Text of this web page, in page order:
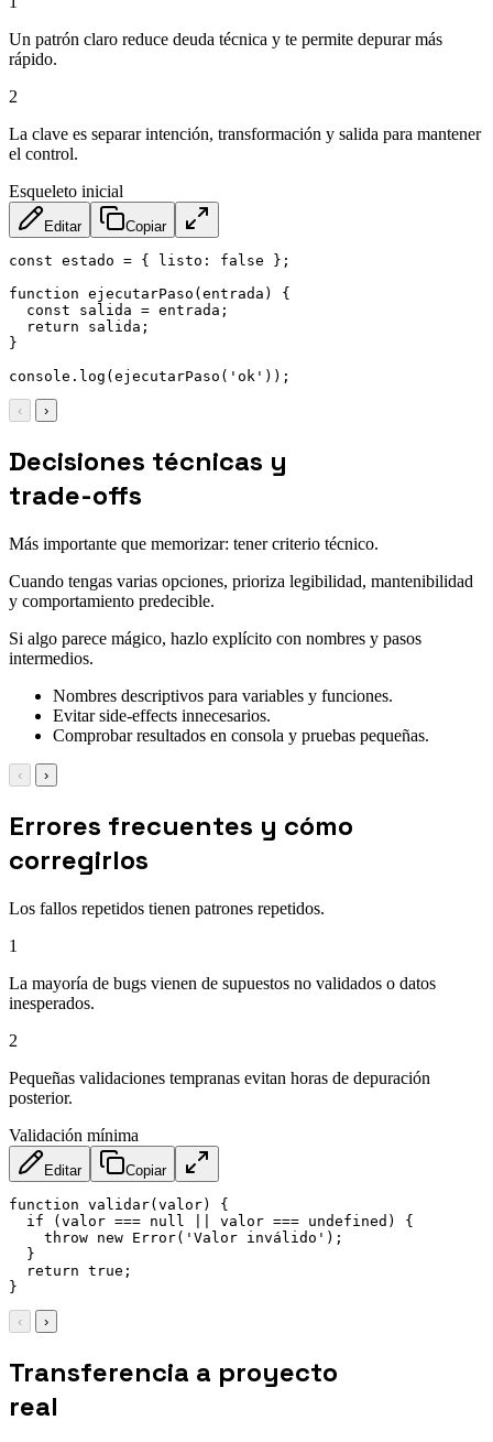
Un patrón claro reduce deuda técnica y te permite depurar más
rápido.
2
La clave es separar intención, transformación y salida para mantener
el control.
Esqueleto inicial
Editar Copiar
const estado = { listo : false } ;
function ejecutarPaso ( entrada )
{
const salida = entrada ;
return salida ;
}
console . log ( ejecutarPaso ( 'ok' ) ) ;
‹ ›
Decisiones técnicas y
trade-offs
Más importante que memorizar: tener criterio técnico.
Cuando tengas varias opciones, prioriza legibilidad, mantenibilidad
y comportamiento predecible.
Si algo parece mágico, hazlo explícito con nombres y pasos
intermedios.
Nombres descriptivos para variables y funciones.
Evitar side-effects innecesarios.
Comprobar resultados en consola y pruebas pequeñas.
‹ ›
Errores frecuentes y cómo
corregirlos
Los fallos repetidos tienen patrones repetidos.
1
La mayoría de bugs vienen de supuestos no validados o datos
inesperados.
2
Pequeñas validaciones tempranas evitan horas de depuración
posterior.
Validación mínima
Editar Copiar
function validar( valor)
{
if
( valor === null valor === undefined )
{
throw new Error( 'Valor inválido' ) ;
}
return true ;
}
‹ ›
Transferencia a proyecto
real